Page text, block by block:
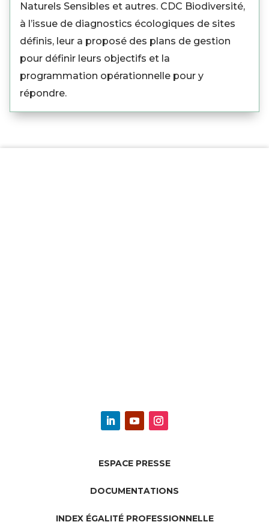
Naturels Sensibles et autres. CDC Biodiversité,
à l’issue de diagnostics écologiques de sites
définis, leur a proposé des plans de gestion
pour définir leurs objectifs et la
programmation opérationnelle pour y
répondre.
ESPACE PRESSE
DOCUMENTATIONS
INDEX ÉGALITÉ PROFESSIONNELLE